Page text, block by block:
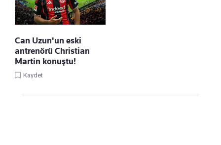
Can Uzun'un eski
antrenörü Christian
Martin konuştu!
Kaydet